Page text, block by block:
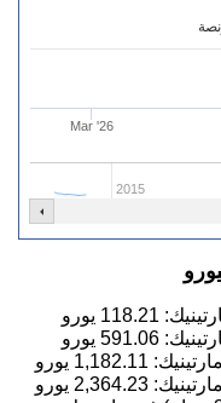
Mar '26
2015
118.21 يورو
591.06 يورو
1,182.11 يورو
2,364.23 يورو